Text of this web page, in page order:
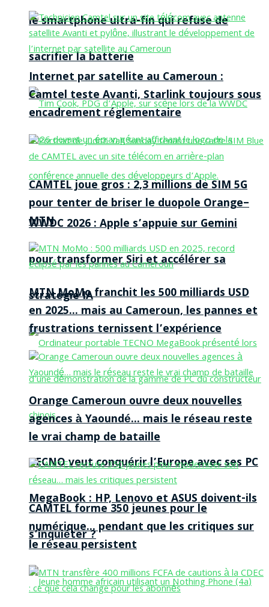
le smartphone ultra-fin qui refuse de
sacrifier la batterie
WWDC 2026 : Apple s’appuie sur Gemini
pour transformer Siri et accélérer sa
stratégie IA
TECNO veut conquérir l’Europe avec ses PC
MegaBook : HP, Lenovo et ASUS doivent-ils
s’inquiéter ?
Internet par satellite au Cameroun :
Camtel teste Avanti, Starlink toujours sous
encadrement réglementaire
CAMTEL joue gros : 2,3 millions de SIM 5G
pour tenter de briser le duopole Orange–
MTN
MTN MoMo franchit les 500 milliards USD
en 2025… mais au Cameroun, les pannes et
frustrations ternissent l’expérience
Orange Cameroun ouvre deux nouvelles
agences à Yaoundé… mais le réseau reste
le vrai champ de bataille
CAMTEL forme 350 jeunes pour le
numérique… pendant que les critiques sur
le réseau persistent